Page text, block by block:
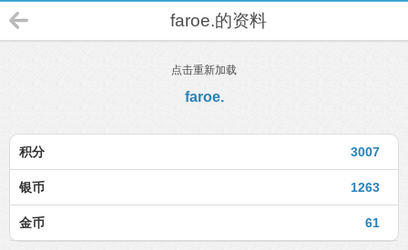
faroe.的资料
点击重新加载
faroe.
3007
积分
1263
银币
61
金币